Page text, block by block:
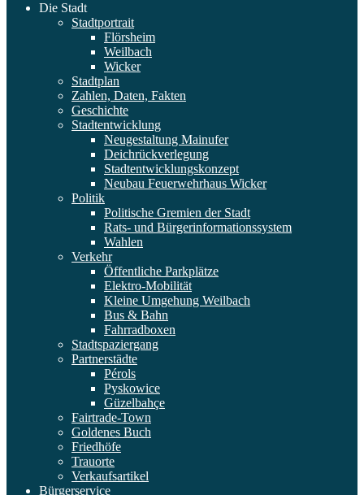
Die Stadt
Stadtportrait
Flörsheim
Weilbach
Wicker
Stadtplan
Zahlen, Daten, Fakten
Geschichte
Stadtentwicklung
Neugestaltung Mainufer
Deichrückverlegung
Stadtentwicklungskonzept
Neubau Feuerwehrhaus Wicker
Politik
Politische Gremien der Stadt
Rats- und Bürgerinformationssystem
Wahlen
Verkehr
Öffentliche Parkplätze
Elektro-Mobilität
Kleine Umgehung Weilbach
Bus & Bahn
Fahrradboxen
Stadtspaziergang
Partnerstädte
Pérols
Pyskowice
Güzelbahçe
Fairtrade-Town
Goldenes Buch
Friedhöfe
Trauorte
Verkaufsartikel
Bürgerservice